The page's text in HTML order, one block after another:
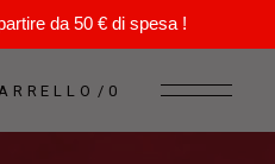
da 50 € di spesa !
0